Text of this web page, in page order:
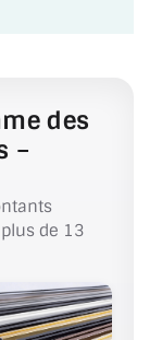
des
–
de 13